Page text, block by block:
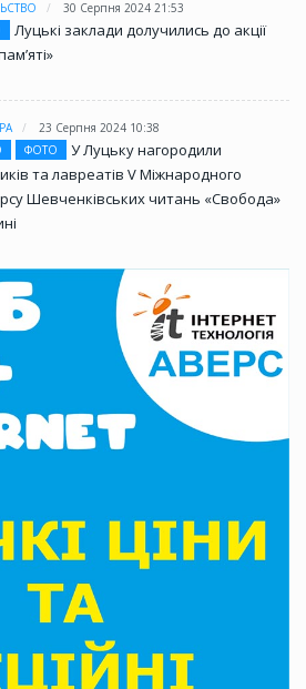
30 Серпня 2024 21:53
Луцькі заклади долучились до акції
23 Серпня 2024 10:38
ФОТО
У Луцьку нагородили
та лавреатів V Міжнародного
Шевченківських читань «Свобода»